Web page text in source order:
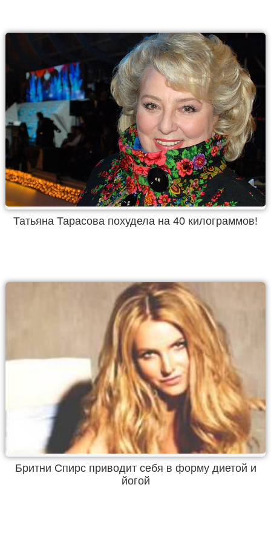
Татьяна Тарасова похудела на 40 килограммов!
Бритни Спирс приводит себя в форму диетой и
йогой